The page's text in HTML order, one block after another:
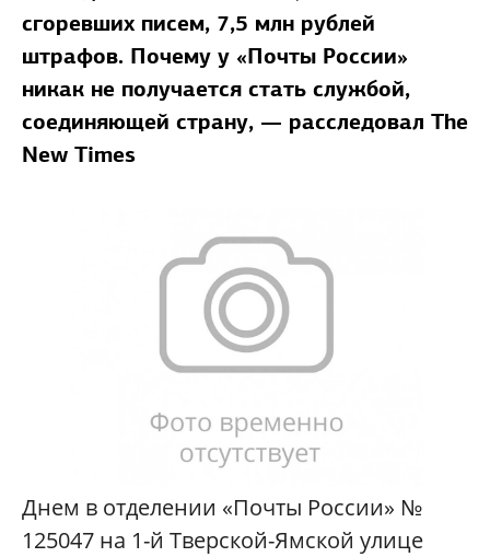
сгоревших писем, 7,5 млн рублей
штрафов. Почему у «Почты России»
никак не получается стать службой,
соединяющей страну, — расследовал The
New Times
Днем в отделении «Почты России» №
125047 на 1-й Тверской-Ямской улице